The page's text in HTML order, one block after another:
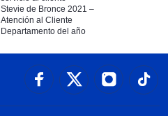
Stevie de Bronce 2021 –
Atención al Cliente
Departamento del año